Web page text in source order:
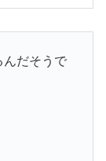
んだそうで